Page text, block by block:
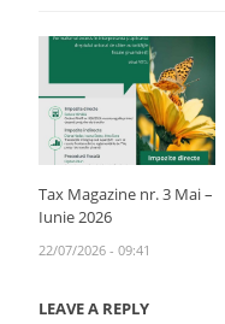
Tax Magazine nr. 3 Mai –
Iunie 2026
22/07/2026 - 09:41
LEAVE A REPLY